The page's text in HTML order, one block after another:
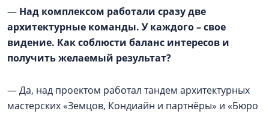
— Над комплексом работали сразу две
архитектурные команды. У каждого – свое
видение. Как соблюсти баланс интересов и
получить желаемый результат?
— Да, над проектом работал тандем архитектурных
мастерских «Земцов, Кондиайн и партнёры» и «Бюро